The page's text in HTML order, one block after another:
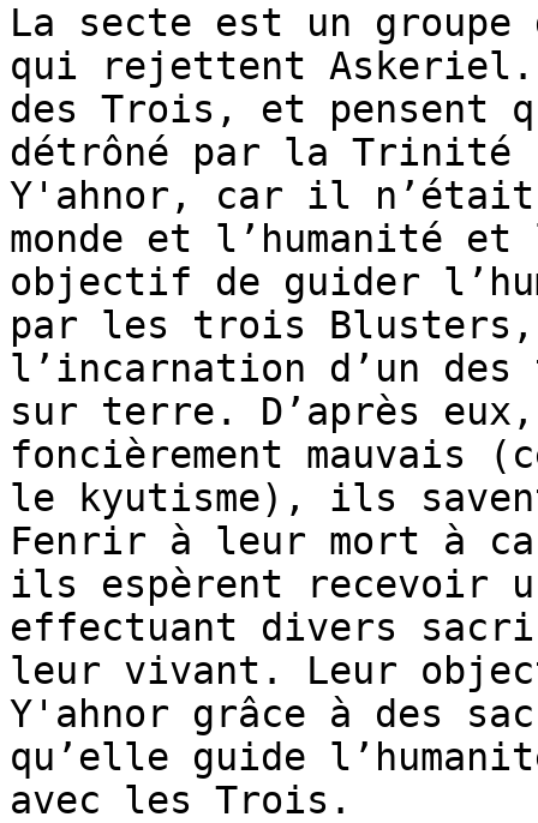
La secte est un
qui rejettent Askeriel.
des Trois, et pensent
détrôné par la Trinité
Y'ahnor, car il
monde et l’humanité
objectif de guider
par les trois Blusters,
l’incarnation d’un
sur terre. D’après
foncièrement mauvais
le kyutisme), ils
Fenrir à leur mort à
ils espèrent recevoir
effectuant divers
leur vivant. Leur
Y'ahnor grâce à des
qu’elle guide
avec les Trois.